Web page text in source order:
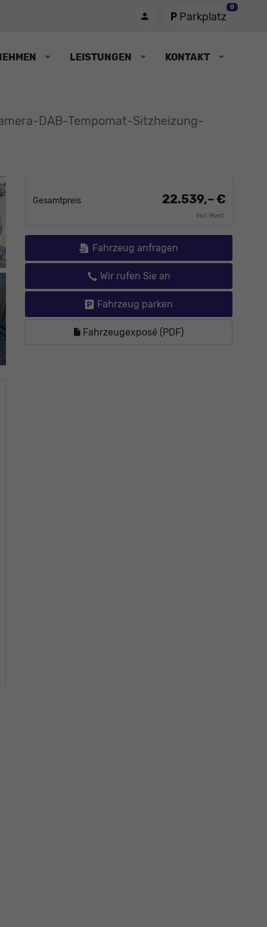
Parkplatz
0
LEISTUNGEN KONTAKT
DAB-Tempomat-Sitzheizung-
Gesamtpreis 22.539,– €
incl. Mwst.
Fahrzeug anfragen
Wir rufen Sie an
Fahrzeug parken
Fahrzeugexposé (PDF)